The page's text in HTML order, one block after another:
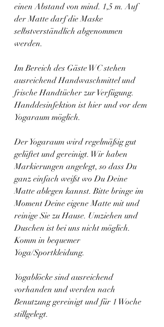
einen Abstand von mind. 1,5 m. Auf
der Matte darf die Maske
selbstverständlich abgenommen
werden.
Im Bereich des Gäste WC stehen
ausreichend Handwaschmittel und
frische Handtücher zur Verfügung.
Handdesinfektion ist hier und vor dem
Yogaraum möglich.
Der Yogaraum wird regelmäßig gut
gelüftet und gereinigt. Wir haben
Markierungen angelegt, so dass Du
ganz einfach weißt wo Du Deine
Matte ablegen kannst. Bitte bringe im
Moment Deine eigene Matte mit und
reinige Sie zu Hause. Umziehen und
Duschen ist bei uns nicht möglich.
Komm in bequemer
Yoga/Sportkleidung.
Yogablöcke sind ausreichend
vorhanden und werden nach
Benutzung gereinigt und für 1 Woche
stillgelegt.